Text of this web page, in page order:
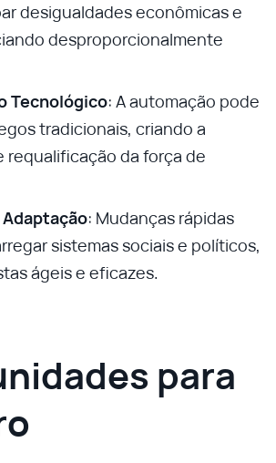
desigualdades econômicas e
desproporcionalmente
Tecnológico: A automação pode
tradicionais, criando a
requalificação da força de
: Mudanças rápidas
sistemas sociais e políticos,
ágeis e eficazes.
para